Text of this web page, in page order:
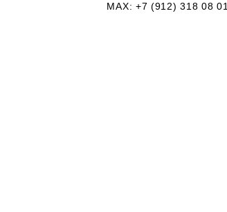
MAX: +7 (912) 318 08 01